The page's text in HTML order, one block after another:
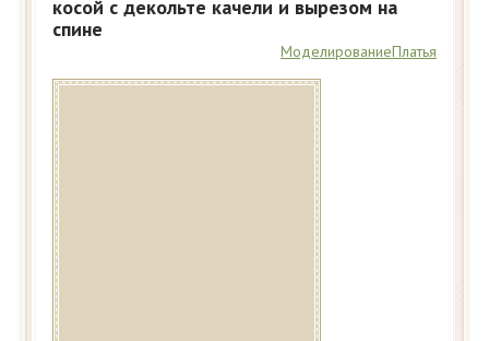
косой с декольте качели и вырезом на
спине
МоделированиеПлатья